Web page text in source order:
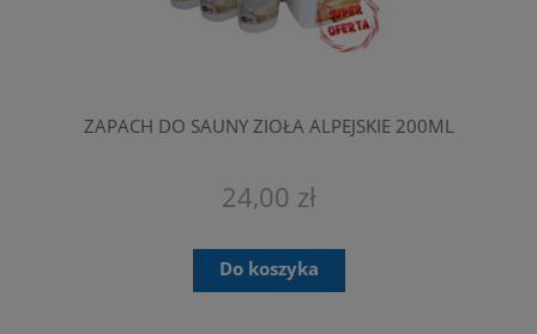
ZAPACH DO SAUNY ZIOŁA ALPEJSKIE 200ML
24,00 zł
Do koszyka